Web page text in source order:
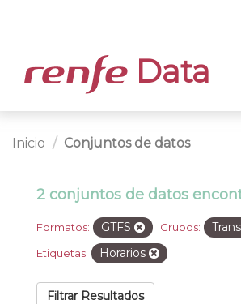
Data
Inicio Conjuntos de datos
2 conjuntos de datos
Formatos: GTFS Grupos:
Etiquetas: Horarios
Filtrar Resultados